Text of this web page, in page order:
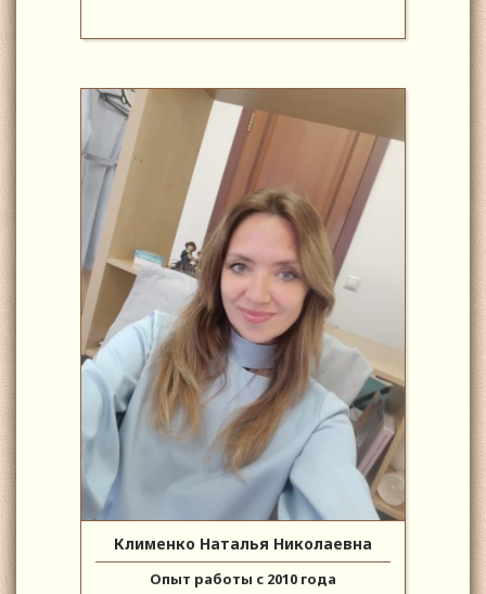
Клименко Наталья Николаевна
Опыт работы с 2010 года